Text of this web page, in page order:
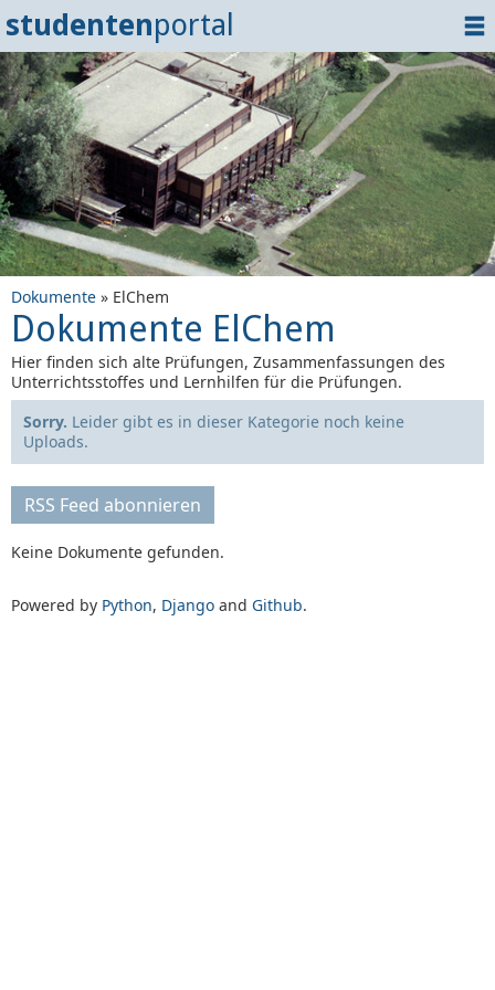
studentenportal
Home
Dokumente
Events
? Tipps
Login
Dokumente » ElChem
Dokumente ElChem
Hier finden sich alte Prüfungen, Zusammenfassungen des
Unterrichtsstoffes und Lernhilfen für die Prüfungen.
Sorry. Leider gibt es in dieser Kategorie noch keine
Uploads.
RSS Feed abonnieren
Keine Dokumente gefunden.
Powered by Python, Django and Github.